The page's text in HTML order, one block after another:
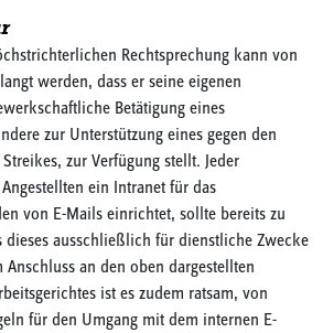
Rechtsprechung kann von
werden, dass er seine eigenen
Betätigung eines
zur Unterstützung eines gegen den
zur Verfügung stellt. Jeder
ein Intranet für das
von E-Mails einrichtet, sollte bereits zu
dieses ausschließlich für dienstliche Zwecke
an den oben dargestellten
ist es zudem ratsam, von
für den Umgang mit dem internen E-